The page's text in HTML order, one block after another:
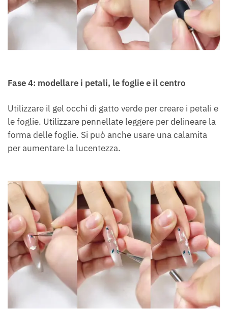
Fase 4: modellare i petali, le foglie e il centro
Utilizzare il gel occhi di gatto verde per creare i petali e
le foglie. Utilizzare pennellate leggere per delineare la
forma delle foglie. Si può anche usare una calamita
per aumentare la lucentezza.